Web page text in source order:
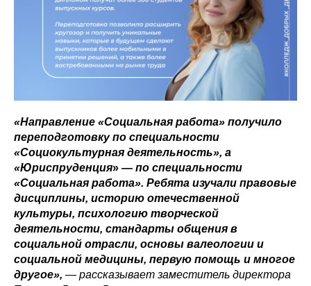
«Направление «Социальная работа» получило
переподготовку по специальности
«Социокультурная деятельность», а
«Юриспруденция» — по специальности
«Социальная работа». Ребята изучали правовые
дисциплины, историю отечественной
культуры, психологию творческой
деятельности, стандарты общения в
социальной отрасли, основы валеологии и
социальной медицины, первую помощь и многое
другое», — рассказывает заместитель директора